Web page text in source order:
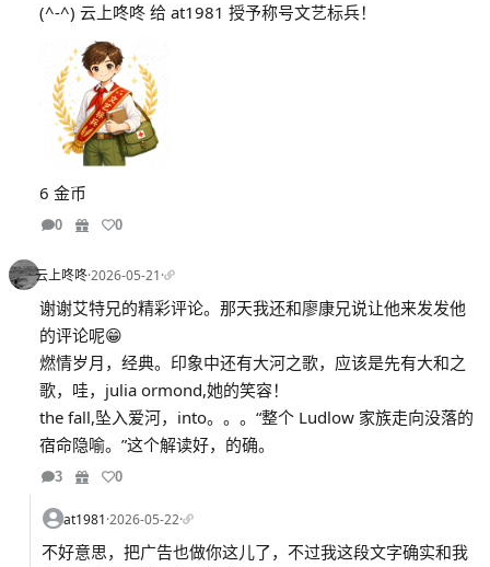
(^-^) 云上咚咚 给 at1981 授予称号文艺标兵！
6 金币
0 0
云上咚咚·2026-05-21·
谢谢艾特兄的精彩评论。那天我还和廖康兄说让他来发发他
的评论呢😁
燃情岁月，经典。印象中还有大河之歌，应该是先有大和之
歌，哇，julia ormond,她的笑容！
the fall,坠入爱河，into。。。“整个 Ludlow 家族走向没落的
宿命隐喻。”这个解读好，的确。
3 0
at1981·2026-05-22·
不好意思，把广告也做你这儿了，不过我这段文字确实和我